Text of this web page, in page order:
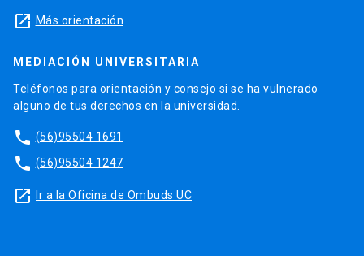
launch Más orientación
MEDIACIÓN UNIVERSITARIA
Teléfonos para orientación y consejo si se ha vulnerado
alguno de tus derechos en la universidad.
phone (56)95504 1691
phone (56)95504 1247
launch Ir a la Oficina de Ombuds UC